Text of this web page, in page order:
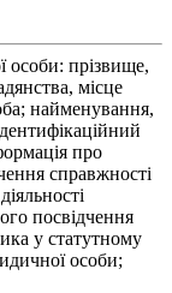
особи: прізвище,
місце
найменування,
про
справжності
посвідчення
у статутному
особи;